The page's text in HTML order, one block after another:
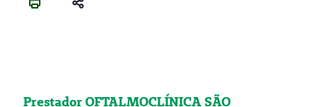
Prestador OFTALMOCLÍNICA SÃO